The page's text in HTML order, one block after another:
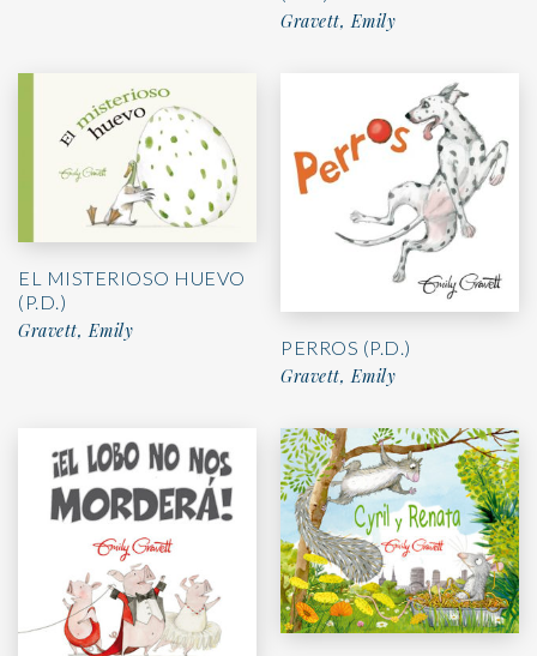
Gravett, Emily
EL MISTERIOSO HUEVO
(P.D.)
Gravett, Emily
PERROS (P.D.)
Gravett, Emily